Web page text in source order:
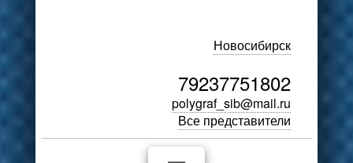
Новосибирск
79237751802
polygraf_sib@mail.ru
Все представители